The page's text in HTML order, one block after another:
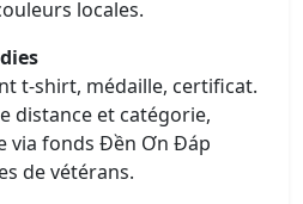
locales.
t‑shirt, médaille, certificat.
distance et catégorie,
via fonds Đền Ơn Đáp
de vétérans.